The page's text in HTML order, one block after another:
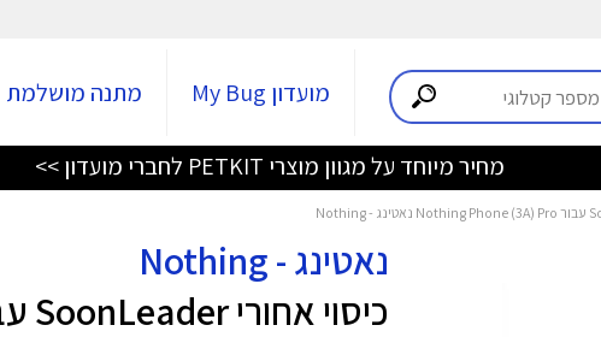
מועדון My Bug מתנה מושלמת
מחיר מיוחד על מגוון מוצרי PETKIT לחברי מועדון >>
נאטינג - Nothing
כיסוי אחורי SoonLeader עבור Nothing Phone (3A) Pro